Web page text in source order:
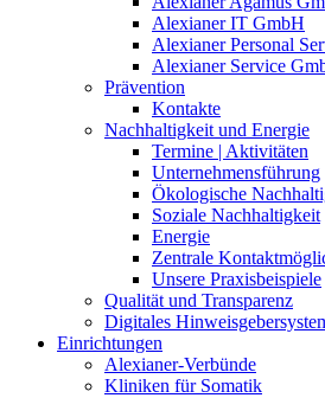
Alexianer IT GmbH
Alexianer Personal
Alexianer Service
Prävention
Kontakte
Nachhaltigkeit und Energie
Termine | Aktivitäten
Unternehmensführung
Ökologische
Soziale Nachhaltigkeit
Energie
Zentrale
Unsere Praxisbeispiele
Qualität und Transparenz
Digitales
Einrichtungen
Alexianer-Verbünde
Kliniken für Somatik